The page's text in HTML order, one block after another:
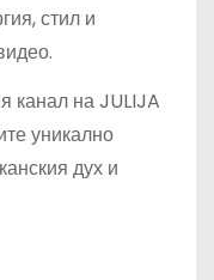
стил и
канал на JULIJA
уникално
дух и